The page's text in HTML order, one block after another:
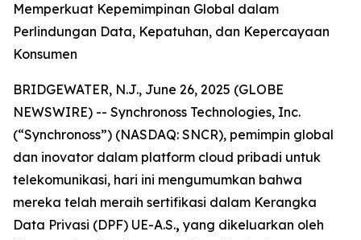
Memperkuat Kepemimpinan Global dalam
Perlindungan Data, Kepatuhan, dan Kepercayaan
Konsumen
BRIDGEWATER, N.J., June 26, 2025 (GLOBE
NEWSWIRE) -- Synchronoss Technologies, Inc.
(“Synchronoss”) (NASDAQ: SNCR), pemimpin global
dan inovator dalam platform cloud pribadi untuk
telekomunikasi, hari ini mengumumkan bahwa
mereka telah meraih sertifikasi dalam Kerangka
Data Privasi (DPF) UE-A.S., yang dikeluarkan oleh